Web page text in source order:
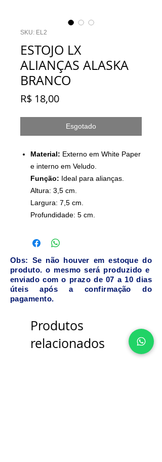
SKU: EL2
ESTOJO LX
ALIANÇAS ALASKA
BRANCO
R$ 18,00Preço
Esgotado
Material: Externo em White Paper
e interno em Veludo.
Função: Ideal para alianças.
Altura: 3,5 cm.
Largura: 7,5 cm.
Profundidade: 5 cm.
Obs: Se não houver em estoque do
produto. o mesmo será produzido e
enviado com o prazo de 07 a 10 dias
úteis após a confirmação do
pagamento.
Produtos
relacionados